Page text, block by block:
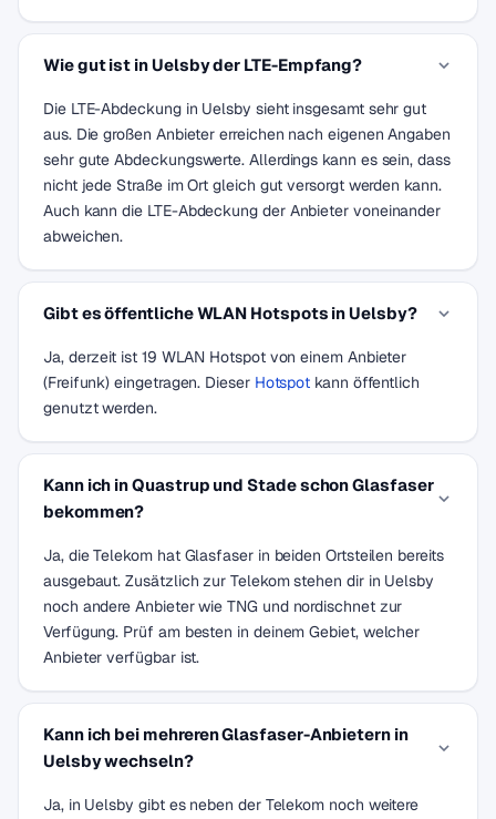
Wie gut ist in Uelsby der LTE-Empfang?
Die LTE-Abdeckung in Uelsby sieht insgesamt sehr gut
aus. Die großen Anbieter erreichen nach eigenen Angaben
sehr gute Abdeckungswerte. Allerdings kann es sein, dass
nicht jede Straße im Ort gleich gut versorgt werden kann.
Auch kann die LTE-Abdeckung der Anbieter voneinander
abweichen.
Gibt es öffentliche WLAN Hotspots in Uelsby?
Ja, derzeit ist 19 WLAN Hotspot von einem Anbieter
(Freifunk) eingetragen. Dieser Hotspot kann öffentlich
genutzt werden.
Kann ich in Quastrup und Stade schon Glasfaser
bekommen?
Ja, die Telekom hat Glasfaser in beiden Ortsteilen bereits
ausgebaut. Zusätzlich zur Telekom stehen dir in Uelsby
noch andere Anbieter wie TNG und nordischnet zur
Verfügung. Prüf am besten in deinem Gebiet, welcher
Anbieter verfügbar ist.
Kann ich bei mehreren Glasfaser-Anbietern in
Uelsby wechseln?
Ja, in Uelsby gibt es neben der Telekom noch weitere